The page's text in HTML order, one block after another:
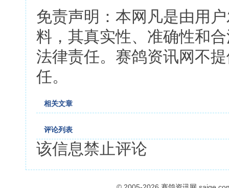
免责声明：本网凡是由用
料，其真实性、准确性和
法律责任。赛鸽资讯网不
任。
相关文章
评论列表
该信息禁止评论